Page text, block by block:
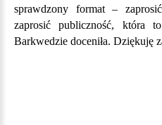
sprawdzony format –
zaprosić publiczność,
Barkwedzie doceniła. Dziękuję